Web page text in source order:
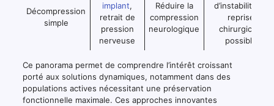
Décompression
simple
implant,
retrait de
pression
nerveuse
Réduire la
compression
neurologique
d’instabilité et
reprise
chirurgicale
possible
Ce panorama permet de comprendre l’intérêt croissant
porté aux solutions dynamiques, notamment dans des
populations actives nécessitant une préservation
fonctionnelle maximale. Ces approches innovantes